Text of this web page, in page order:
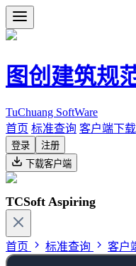
图创建筑规
TuChuang SoftWare
首页 标准查询 客户端下载
登录
注册
下载客户端
TCSoft Aspiring
首页 标准查询 客户